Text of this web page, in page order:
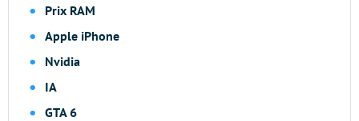
Prix RAM
Apple iPhone
Nvidia
IA
GTA 6